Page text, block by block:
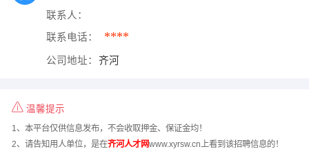
联系人：
联系电话： ****
公司地址： 齐河
温馨提示
1、本平台仅供信息发布，不会收取押金、保证金均！
2、请告知用人单位，是在齐河人才网www.xyrsw.cn上看到该招聘信息的！